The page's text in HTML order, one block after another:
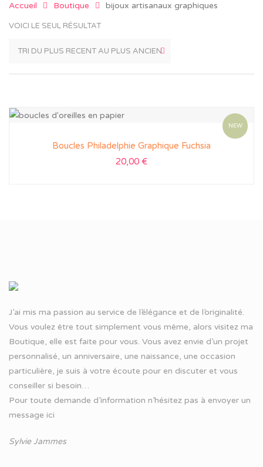
Accueil Boutique bijoux artisanaux graphiques
VOICI LE SEUL RÉSULTAT
NEW
Boucles Philadelphie Graphique Fuchsia
20,00 €
J’ai mis ma passion au service de l’élégance et de l’originalité.
Vous voulez être tout simplement vous même, alors visitez ma
Boutique, elle est faite pour vous. Vous avez envie d’un projet
personnalisé, un anniversaire, une naissance, une occasion
particulière, je suis à votre écoute pour en discuter et vous
conseiller si besoin…
Pour toute demande d’information n’hésitez pas à envoyer un
message ici
Sylvie Jammes